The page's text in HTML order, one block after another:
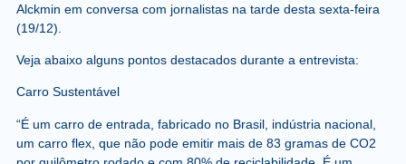
Alckmin em conversa com jornalistas na tarde desta sexta-feira
(19/12).
Veja abaixo alguns pontos destacados durante a entrevista:
Carro Sustentável
“É um carro de entrada, fabricado no Brasil, indústria nacional,
um carro flex, que não pode emitir mais de 83 gramas de CO2